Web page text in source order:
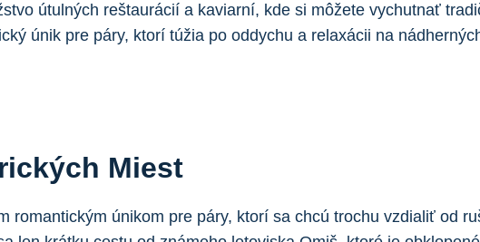
útulných reštaurácií ‍a kaviarní, kde si môžete vychutnať
únik pre ⁤páry, ktorí⁤ túžia po ⁢oddychu a ⁣relaxácii na
Miest
romantickým ‌únikom​ pre páry, ktorí sa⁢ chcú trochu vzdialiť od⁢